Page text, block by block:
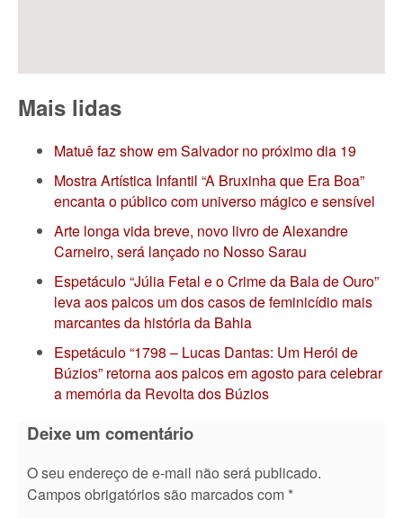
Mais lidas
Matuê faz show em Salvador no próximo dia 19
Mostra Artística Infantil “A Bruxinha que Era Boa”
encanta o público com universo mágico e sensível
Arte longa vida breve, novo livro de Alexandre
Carneiro, será lançado no Nosso Sarau
Espetáculo “Júlia Fetal e o Crime da Bala de Ouro”
leva aos palcos um dos casos de feminicídio mais
marcantes da história da Bahia
Espetáculo “1798 – Lucas Dantas: Um Herói de
Búzios” retorna aos palcos em agosto para celebrar
a memória da Revolta dos Búzios
Deixe um comentário
O seu endereço de e-mail não será publicado.
Campos obrigatórios são marcados com *